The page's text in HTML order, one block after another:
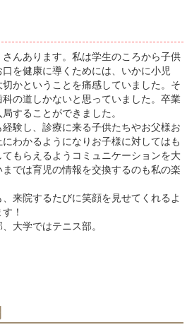
んあります。私は学生のころから子供
を健康に導くためには、いかに小児
かということを痛感していました。そ
の道しかないと思っていました。卒業
することができました。
験し、診療に来る子供たちやお父様お
わかるようになりお子様に対してはも
もらえるようコミュニケーションを大
では育児の情報を交換するのも私の楽
来院するたびに笑顔を見せてくれるよ
！
大学ではテニス部。